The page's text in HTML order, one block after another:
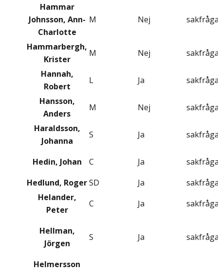
Hammar
Johnsson, Ann-
Charlotte
M Nej
Hammarbergh,
Krister
M Nej
Hannah,
Robert
L Ja
Hansson,
Anders
M Nej
Haraldsson,
Johanna
S Ja
Hedin, Johan C Ja
Hedlund, RogerSD Ja
Helander,
Peter
C Ja
Hellman,
Jörgen
S Ja
Helmersson